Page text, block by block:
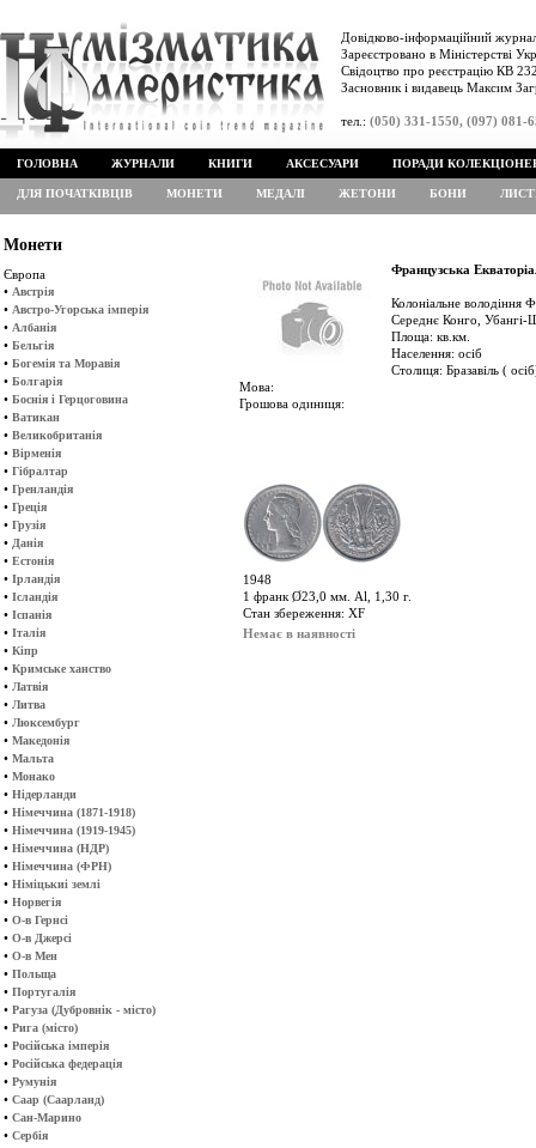
Довідково-інформаційний
Зареєстровано в Міністерстві
Свідоцтво про реєстрацію КВ
Засновник і видавець Максим
тел.: (050) 331-1550, (097) 081-
ГОЛОВНА ЖУРНАЛИ КНИГИ АКСЕСУАРИ ПОРАДИ
ДЛЯ ПОЧАТКІВЦІВ МОНЕТИ МЕДАЛІ ЖЕТОНИ БОНИ
Монети
Європа
• Австрія
• Австро-Угорська імперія
• Албанія
• Бельгія
• Богемія та Моравія
• Болгарія
• Боснія і Герцоговина
• Ватикан
• Великобританія
• Вірменія
• Гібралтар
• Гренландія
• Греція
• Грузія
• Данія
• Естонія
• Ірландія
• Ісландія
• Іспанія
• Італія
• Кіпр
• Кримське ханство
• Латвія
• Литва
• Люксембург
• Македонія
• Мальта
• Монако
• Нідерланди
• Німеччина (1871-1918)
• Німеччина (1919-1945)
• Німеччина (НДР)
• Німеччина (ФРН)
• Німіцькиі землі
• Норвегія
• О-в Гернсі
• О-в Джерсі
• О-в Мен
• Польща
• Португалія
• Рагуза (Дубровнік - місто)
• Рига (місто)
• Російська імперія
• Російська федерація
• Румунія
• Саар (Саарланд)
• Сан-Марино
• Сербія
Французська
Колоніальне володіння
Середнє Конго, Убангі-
Площа: кв.км.
Населення: осіб
Столиця: Бразавіль (
Мова:
Грошова одиниця:
1948
1 франк Ø23,0 мм. Al, 1,30 г.
Стан збереження: XF
Немає в наявності